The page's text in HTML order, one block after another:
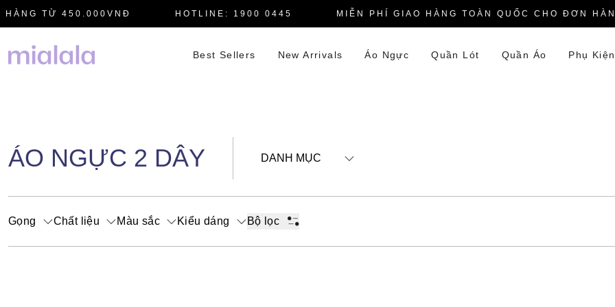
TỪ 450.000VNĐ HOTLINE: 1900 0445 MIỄN PHÍ GIAO HÀNG TOÀN QUỐC CHO ĐƠN
Best Sellers New Arrivals Áo Ngực Quần Lót Quần Áo Phụ Kiện
ÁO NGỰC 2 DÂY DANH MỤC
Gọng Chất liệu Màu sắc Kiểu dáng Bộ lọc